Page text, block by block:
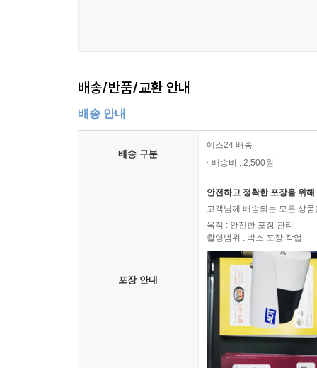
배송/반품/교환 안내
배송 안내
배송 구분
예스24 배송
배송비 : 2,500원
포장 안내
안전하고 정확한 포장을 위
고객님께 배송되는 모든 상
목적 : 안전한 포장 관리
촬영범위 : 박스 포장 작업